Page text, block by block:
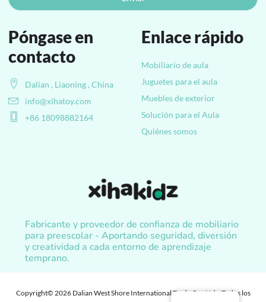
Fabricante y proveedor de confianza de mobiliario
para preescolar - Aportando seguridad, diversión
y creatividad a cada entorno de aprendizaje
temprano.
Enlace rápido
Mobiliario de aula
Juguetes para el aula
Muebles de exterior
Solución para el Aula
Quiénes somos
Póngase en
contacto
Dalian , Liaoning , China
info@xihatoy.com
+86 18098882164
Copyright© 2026 Dalian West Shore International Trade Co., Ltd. , Todos los